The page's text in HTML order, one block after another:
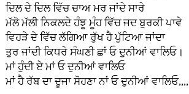
ਦਿਲ ਦੇ ਦਿਲ ਵਿੱਚ ਚਾਅ ਮਰ ਜਾਂਦੇ ਸਾਰੇ
ਮੱਲੋ ਮੱਲੀ ਨਿਕਲਦੇ ਹੰਝੂ ਮੂੰਹ ਵਿੱਚ ਜਦ ਬੁਰਕੀ ਪਾਵੇ
ਵਿਹੜੇ ਦੇ ਵਿੱਚ ਲੱਗਿਆ ਰੁੱਖ ਹੈ ਪੁੱਟਿਆ ਜਾਂਦਾ
ਤੁਰ ਜਾਂਦੀ ਕਿਧਰੇ ਸੰਘਣੀ ਛਾਂ ਓ ਦੁਨੀਆਂ ਵਾਲਿਓ।
ਮਾਂ ਹੁੰਦੀ ਏ ਮਾਂ ਓ ਦੁਨੀਆਂ ਵਾਲਿਓ
ਮਾਂ ਹੈ ਰੱਬ ਦਾ ਦੂਜਾ ਸੋਹਣਾ ਨਾਂ ਓ ਦੁਨੀਆਂ ਵਾਲਿਓ,,,,